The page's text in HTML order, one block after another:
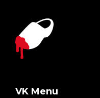
VK Menu